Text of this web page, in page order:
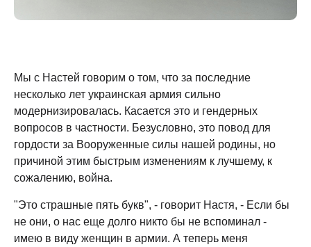
Мы с Настей говорим о том, что за последние
несколько лет украинская армия сильно
модернизировалась. Касается это и гендерных
вопросов в частности. Безусловно, это повод для
гордости за Вооруженные силы нашей родины, но
причиной этим быстрым изменениям к лучшему, к
сожалению, война.
"Это страшные пять букв", - говорит Настя, - Если бы
не они, о нас еще долго никто бы не вспоминал -
имею в виду женщин в армии. А теперь меня